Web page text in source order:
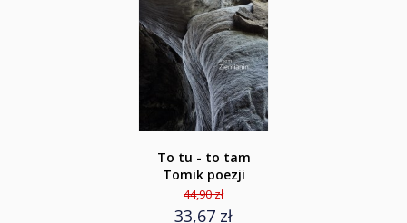
To tu - to tam
Tomik poezji
44,90 zł
33,67 zł